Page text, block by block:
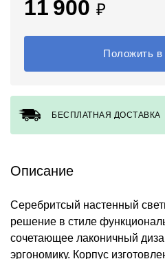
11 900 ₽
Положить в
БЕСПЛАТНАЯ ДОСТАВКА
Описание
Серебритсый настенный
решение в стиле
сочетающее лаконичный
эргономику. Корпус